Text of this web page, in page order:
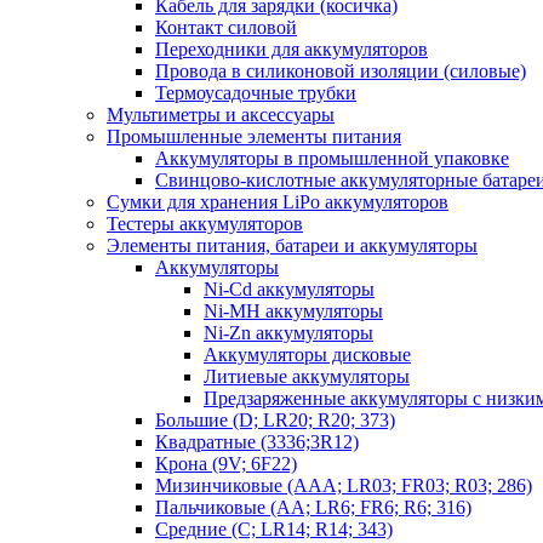
Кабель для зарядки (косичка)
Контакт силовой
Переходники для аккумуляторов
Провода в силиконовой изоляции (силовые)
Термоусадочные трубки
Мультиметры и аксессуары
Промышленные элементы питания
Аккумуляторы в промышленной упаковке
Свинцово-кислотные аккумуляторные
Сумки для хранения LiPo аккумуляторов
Тестеры аккумуляторов
Элементы питания, батареи и аккумуляторы
Аккумуляторы
Ni-Cd аккумуляторы
Ni-MH аккумуляторы
Ni-Zn аккумуляторы
Аккумуляторы дисковые
Литиевые аккумуляторы
Предзаряженные аккумуляторы с
Большие (D; LR20; R20; 373)
Квадратные (3336;3R12)
Крона (9V; 6F22)
Мизинчиковые (AAA; LR03; FR03; R03; 286)
Пальчиковые (AA; LR6; FR6; R6; 316)
Средние (C; LR14; R14; 343)